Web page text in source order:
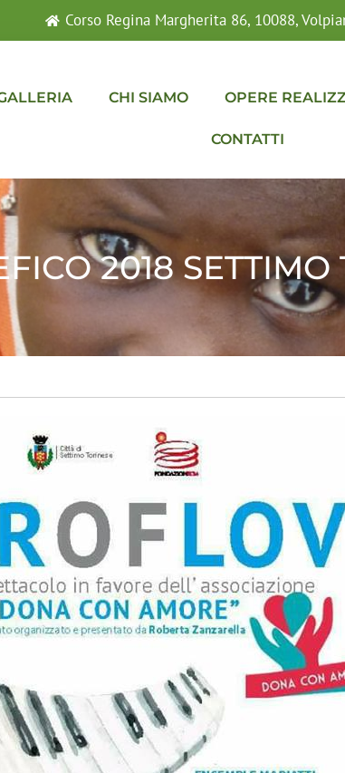
Corso Regina Margherita 86, 10088,
CHI SIAMO OPERE
CONTATTI
2018 SETTIMO